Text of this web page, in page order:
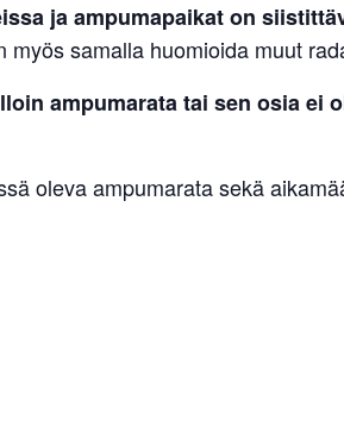
ja ampumapaikat on
myös samalla huomioida muut
ampumarata tai sen osia ei
oleva ampumarata sekä